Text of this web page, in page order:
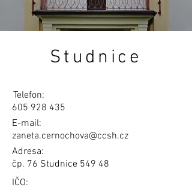
Studnice
Telefon:
605 928 435
E-mail:
zaneta.cernochova@ccsh.cz
Adresa:
čp. 76 Studnice 549 48
IČO: